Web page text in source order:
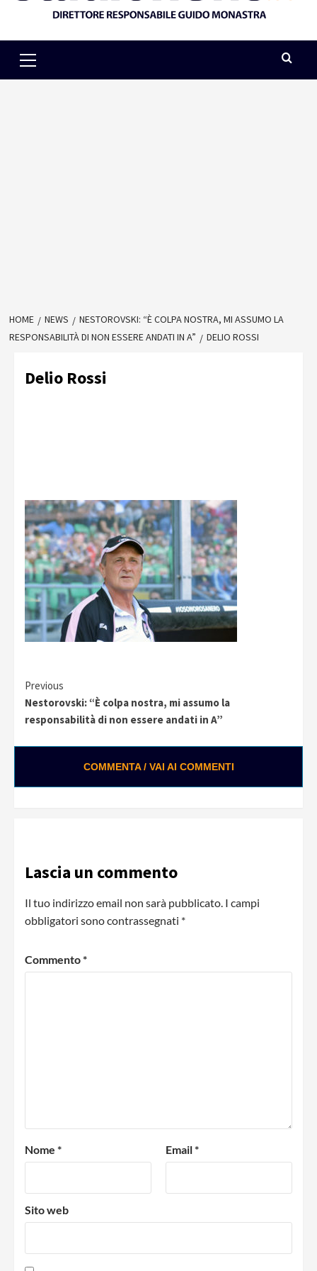
Menu
HOME NEWS
NESTOROVSKI: “È COLPA NOSTRA, MI ASSUMO LA
RESPONSABILITÀ DI NON ESSERE ANDATI IN A”
DELIO ROSSI
Delio Rossi
Continue
Reading
Previous
Nestorovski: “È colpa nostra, mi assumo la
responsabilità di non essere andati in A”
COMMENTA / VAI AI COMMENTI
0:01 / 0:28
Lascia un commento
Il tuo indirizzo email non sarà pubblicato. I campi
obbligatori sono contrassegnati *
Commento*
Nome * Email*
Sito web